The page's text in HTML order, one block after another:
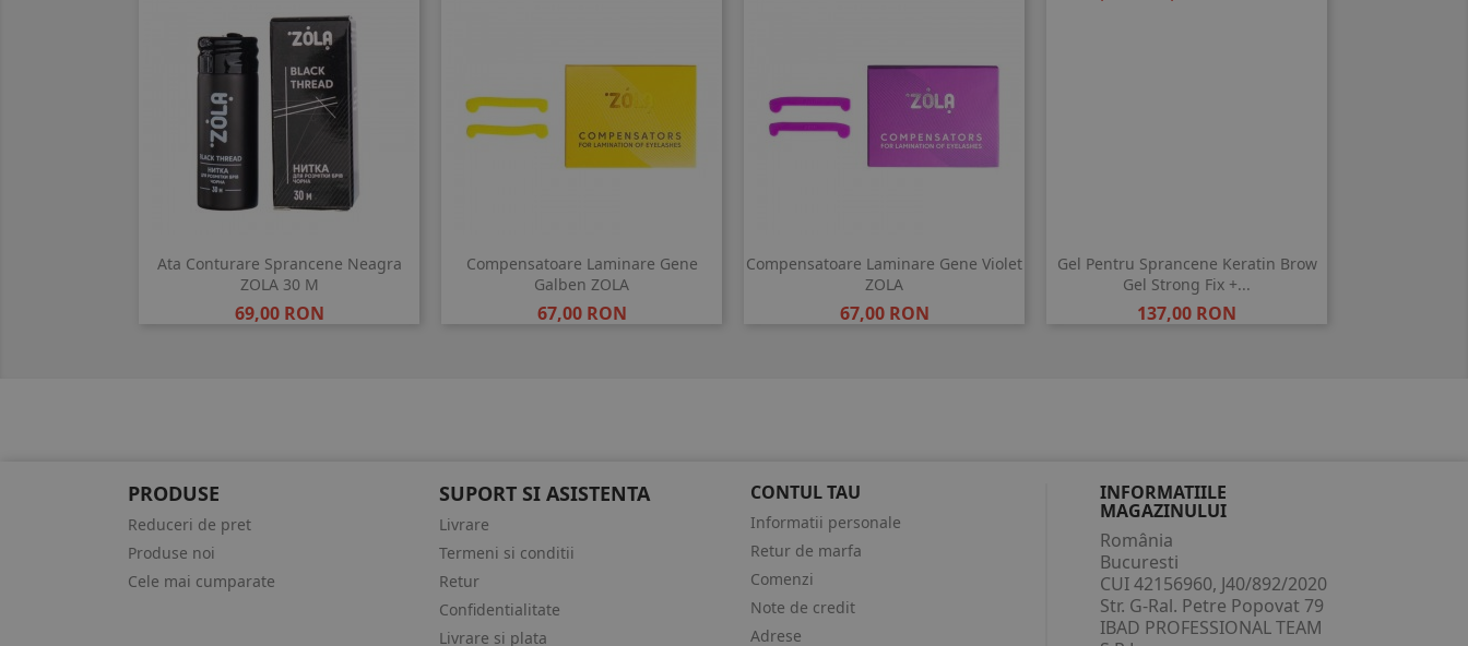
Ata Conturare Sprancene Neagra
ZOLA 30 M
Pret
69,00 RON
Compensatoare Laminare Gene
Galben ZOLA
Pret
67,00 RON
Compensatoare Laminare Gene Violet
ZOLA
Pret
67,00 RON
Gel Pentru Sprancene Keratin Brow
Gel Strong Fix +...
Pret
137,00 RON
PRODUSE
Reduceri de pret
Produse noi
Cele mai cumparate
SUPORT SI ASISTENTA
Livrare
Termeni si conditii
Retur
Confidentialitate
Livrare si plata
CONTUL TAU
Informatii personale
Retur de marfa
Comenzi
Note de credit
Adrese
INFORMATIILE
MAGAZINULUI
România
Bucuresti
CUI 42156960, J40/892/2020
Str. G-Ral. Petre Popovat 79
IBAD PROFESSIONAL TEAM